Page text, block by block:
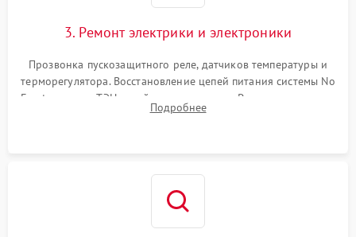
3. Ремонт электрики и электроники
Прозвонка пускозащитного реле, датчиков температуры и
терморегулятора. Восстановление цепей питания системы No
Frost, включая ТЭН оттайки и вентилятор. Ремонт или замена
платы управления при сбоях алгоритмов.
Подробнее